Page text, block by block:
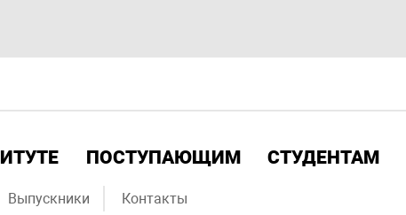
ПОСТУПАЮЩИМ СТУДЕНТАМ
Выпускники Контакты